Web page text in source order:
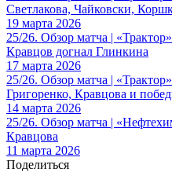
Светлакова, Чайковски,
19 марта 2026
25/26. Обзор матча |
Кравцов догнал Глинкина
17 марта 2026
25/26. Обзор матча |
Григоренко, Кравцова и
14 марта 2026
25/26. Обзор матча |
Кравцова
11 марта 2026
Поделиться